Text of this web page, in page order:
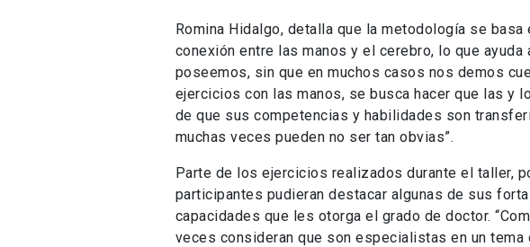
Romina Hidalgo, detalla que la metodología se
conexión entre las manos y el cerebro, lo que ayuda
poseemos, sin que en muchos casos nos demos
ejercicios con las manos, se busca hacer que las y
de que sus competencias y habilidades son
muchas veces pueden no ser tan obvias”.
Parte de los ejercicios realizados durante el taller,
participantes pudieran destacar algunas de sus
capacidades que les otorga el grado de doctor.
veces consideran que son especialistas en un tema